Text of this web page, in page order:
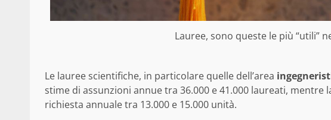
Lauree, sono queste le più “utili”
Le lauree scientifiche, in particolare quelle dell’area
stime di assunzioni annue tra 36.000 e 41.000 laureati, mentre
richiesta annuale tra 13.000 e 15.000 unità.